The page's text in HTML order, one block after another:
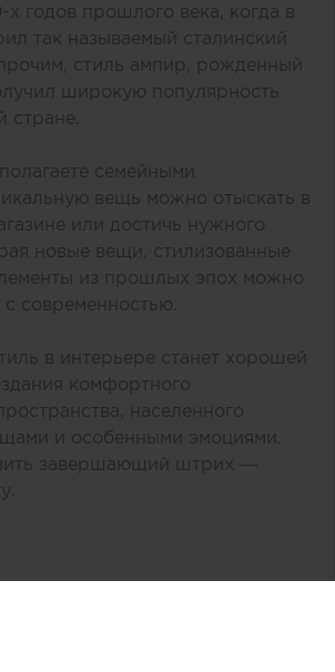
х годов прошлого века, когда в
так называемый сталинский
стиль ампир, рожденный
широкую популярность
стране.
семейными
вещь можно отыскать в
или достичь нужного
новые вещи, стилизованные
из прошлых эпох можно
с современностью.
в интерьере станет хорошей
комфортного
населенного
и особенными эмоциями.
завершающий штрих —